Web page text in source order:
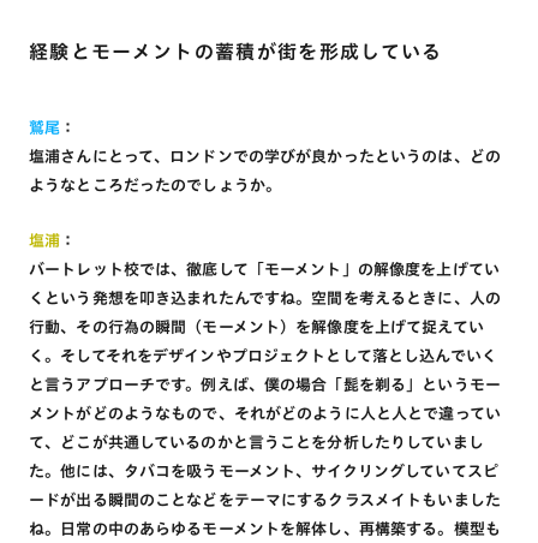
経験とモーメントの蓄積が街を形成している
鷲尾 ：
塩浦さんにとって、ロンドンでの学びが良かったというのは、どの
ようなところだったのでしょうか。
塩浦 ：
バートレット校では、徹底して「モーメント」の解像度を上げてい
くという発想を叩き込まれたんですね。空間を考えるときに、人の
行動、その行為の瞬間（モーメント）を解像度を上げて捉えてい
く。そしてそれをデザインやプロジェクトとして落とし込んでいく
と言うアプローチです。例えば、僕の場合「髭を剃る」というモー
メントがどのようなもので、それがどのように人と人とで違ってい
て、どこが共通しているのかと言うことを分析したりしていまし
た。他には、タバコを吸うモーメント、サイクリングしていてスピ
ードが出る瞬間のことなどをテーマにするクラスメイトもいました
ね。日常の中のあらゆるモーメントを解体し、再構築する。模型も